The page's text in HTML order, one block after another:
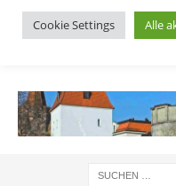
Cookie Settings Alle